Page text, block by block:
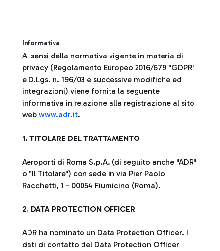
Informativa
Ai sensi della normativa vigente in materia di
privacy (Regolamento Europeo 2016/679 "GDPR"
e D.Lgs. n. 196/03 e successive modifiche ed
integrazioni) viene fornita la seguente
informativa in relazione alla registrazione al sito
web www.adr.it.
1. TITOLARE DEL TRATTAMENTO
Aeroporti di Roma S.p.A. (di seguito anche "ADR"
o "Il Titolare") con sede in via Pier Paolo
Racchetti, 1 - 00054 Fiumicino (Roma).
2. DATA PROTECTION OFFICER
ADR ha nominato un Data Protection Officer. I
dati di contatto del Data Protection Officer